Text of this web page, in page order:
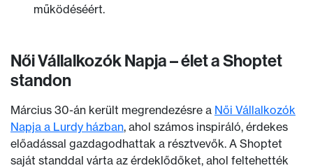
működéséért.
Női Vállalkozók Napja – élet a Shoptet
standon
Március 30-án került megrendezésre a Női Vállalkozók
Napja a Lurdy házban, ahol számos inspiráló, érdekes
előadással gazdagodhattak a résztvevők. A Shoptet
saját standdal várta az érdeklődőket, ahol feltehették